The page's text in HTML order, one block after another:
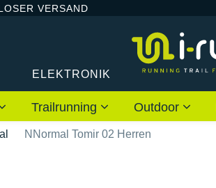
VERSAND
ELEKTRONIK
Trailrunning Outdoor
NNormal Tomir 02 Herren